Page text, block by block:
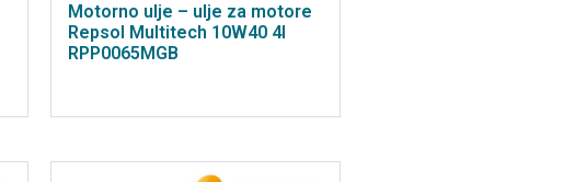
Motorno ulje – ulje za motore
Repsol Multitech 10W40 4l
RPP0065MGB